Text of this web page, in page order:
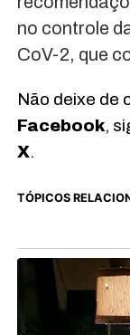
no controle
CoV-2, que
Não deixe de
Facebook,
X.
TÓPICOS